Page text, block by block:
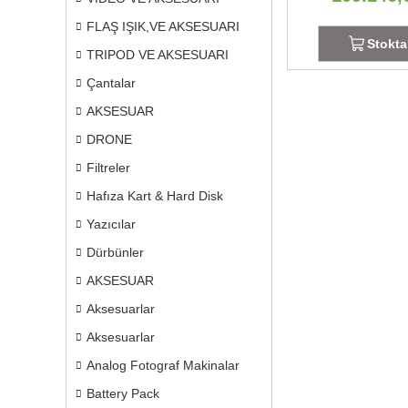
FLAŞ IŞIK,VE AKSESUARI
TRIPOD VE AKSESUARI
Çantalar
AKSESUAR
DRONE
Filtreler
Hafıza Kart & Hard Disk
Yazıcılar
Dürbünler
AKSESUAR
Aksesuarlar
Aksesuarlar
Analog Fotograf Makinalar
Battery Pack